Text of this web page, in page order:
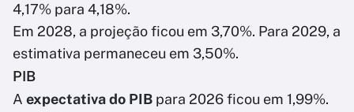
4,17% para 4,18%.
Em 2028, a projeção ficou em 3,70%. Para 2029, a
estimativa permaneceu em 3,50%.
PIB
A expectativa do PIB para 2026 ficou em 1,99%.